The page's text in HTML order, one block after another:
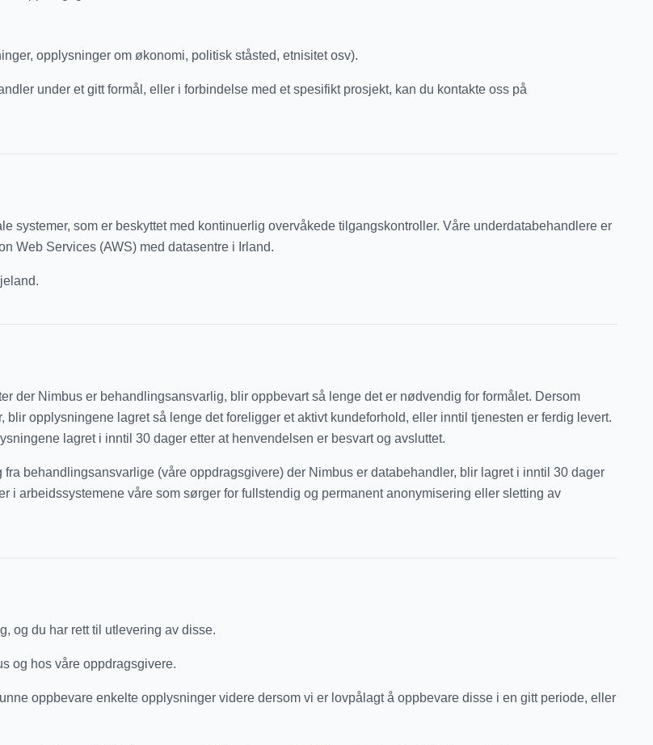
opplysninger om økonomi, politisk ståsted, etnisitet osv).
under et gitt formål, eller i forbindelse med et spesifikt prosjekt, kan du kontakte oss på
systemer, som er beskyttet med kontinuerlig overvåkede tilgangskontroller. Våre underdatabehandlere er
Web Services (AWS) med datasentre i Irland.
der Nimbus er behandlingsansvarlig, blir oppbevart så lenge det er nødvendig for formålet. Dersom
opplysningene lagret så lenge det foreligger et aktivt kundeforhold, eller inntil tjenesten er ferdig levert.
lagret i inntil 30 dager etter at henvendelsen er besvart og avsluttet.
behandlingsansvarlige (våre oppdragsgivere) der Nimbus er databehandler, blir lagret i inntil 30 dager
i arbeidssystemene våre som sørger for fullstendig og permanent anonymisering eller sletting av
og du har rett til utlevering av disse.
og hos våre oppdragsgivere.
oppbevare enkelte opplysninger videre dersom vi er lovpålagt å oppbevare disse i en gitt periode, eller